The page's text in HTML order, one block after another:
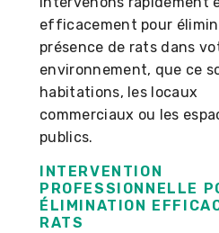
efficacement pour
présence de rats dans
environnement, que ce
habitations, les locaux
commerciaux ou les
publics.
INTERVENTION
PROFESSIONNELLE
ÉLIMINATION
RATS